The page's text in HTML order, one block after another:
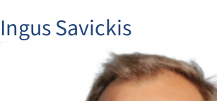
Ingus Savickis